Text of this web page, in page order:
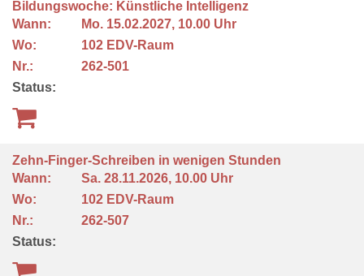
Bildungswoche: Künstliche Intelligenz
Wann:
Mo. 15.02.2027, 10.00 Uhr
Wo:
102 EDV-Raum
Nr.:
262-501
Status:
Zehn-Finger-Schreiben in wenigen Stunden
Wann:
Sa. 28.11.2026, 10.00 Uhr
Wo:
102 EDV-Raum
Nr.:
262-507
Status: